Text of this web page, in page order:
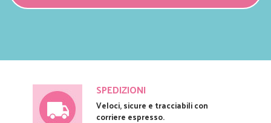
SPEDIZIONI
Veloci, sicure e tracciabili con
corriere espresso.